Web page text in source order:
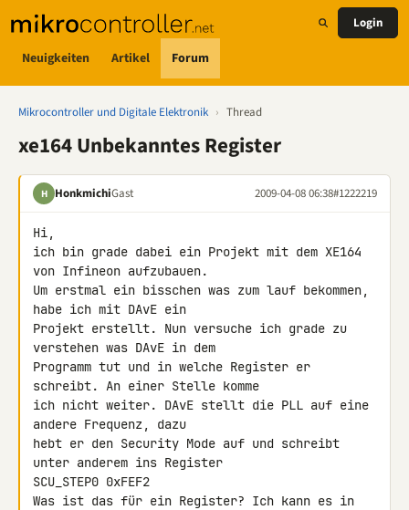
Neuigkeiten Artikel Forum
Login
Mikrocontroller und Digitale Elektronik › Thread
xe164 Unbekanntes Register
H HonkmichiGast 2009-04-08 06:38#1222219
Hi,
ich bin grade dabei ein Projekt mit dem XE164
von Infineon aufzubauen.
Um erstmal ein bisschen was zum lauf bekommen,
habe ich mit DAvE ein
Projekt erstellt. Nun versuche ich grade zu
verstehen was DAvE in dem
Programm tut und in welche Register er
schreibt. An einer Stelle komme
ich nicht weiter. DAvE stellt die PLL auf eine
andere Frequenz, dazu
hebt er den Security Mode auf und schreibt
unter anderem ins Register
SCU_STEP0 0xFEF2
Was ist das für ein Register? Ich kann es in